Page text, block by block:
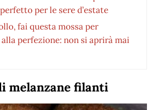
per le sere d’estate
fai questa mossa per
perfezione: non si aprirà mai
melanzane filanti